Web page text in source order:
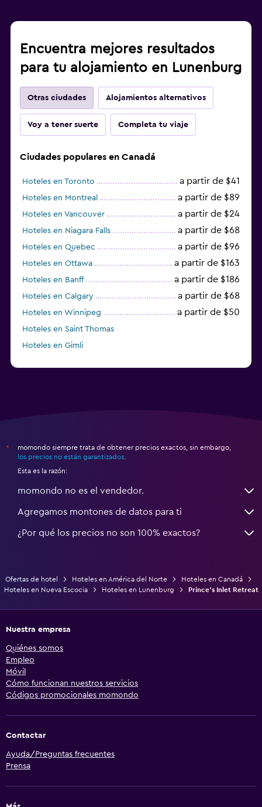
Encuentra mejores resultados
para tu alojamiento en Lunenburg
Otras ciudades Alojamientos alternativos
Voy a tener suerte Completa tu viaje
Ciudades populares en Canadá
Hoteles en Toronto a partir de $41
Hoteles en Montreal a partir de $89
Hoteles en Vancouver a partir de $24
Hoteles en Niagara Falls a partir de $68
Hoteles en Quebec a partir de $96
Hoteles en Ottawa a partir de $163
Hoteles en Banff a partir de $186
Hoteles en Calgary a partir de $68
Hoteles en Winnipeg a partir de $50
Hoteles en Saint Thomas
Hoteles en Gimli
*
momondo siempre trata de obtener precios exactos, sin embargo,
los precios no están garantizados
Esta es la razón:
momondo no es el vendedor.
Agregamos montones de datos para ti
¿Por qué los precios no son 100% exactos?
Ofertas de hotel Hoteles en América del Norte
Hoteles en Canadá
Hoteles en Nueva Escocia
Hoteles en Lunenburg Prince's Inlet Retreat
Nuestra empresa
Quiénes somos
Empleo
Móvil
Cómo funcionan nuestros servicios
Códigos promocionales momondo
Contactar
Ayuda/Preguntas frecuentes
Prensa